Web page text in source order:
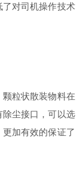
对司机操作技术
粒状散装物料在
尘接口，可以选
加有效的保证了